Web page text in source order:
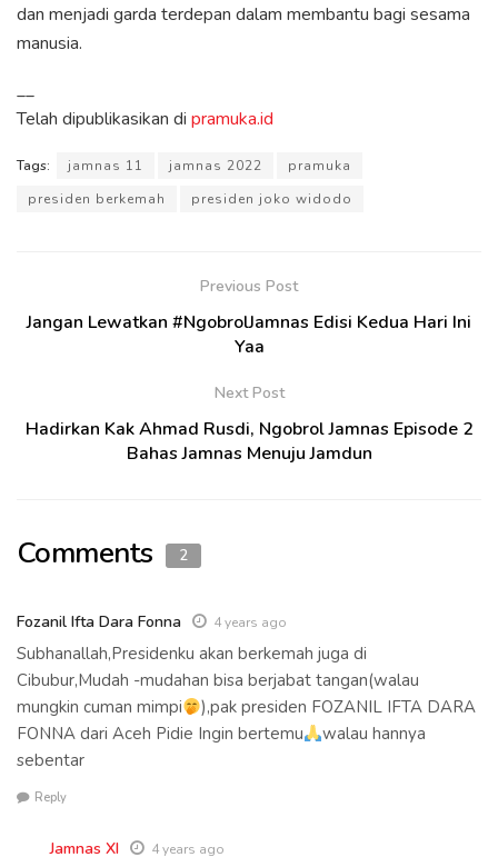
dan menjadi garda terdepan dalam membantu bagi sesama
manusia.
__
Telah dipublikasikan di pramuka.id
Tags: jamnas 11 jamnas 2022
pramuka
presiden berkemah
presiden joko widodo
Previous Post
Jangan Lewatkan #NgobrolJamnas Edisi Kedua Hari Ini
Yaa
Next Post
Hadirkan Kak Ahmad Rusdi, Ngobrol Jamnas Episode 2
Bahas Jamnas Menuju Jamdun
Comments 2
Fozanil Ifta Dara Fonna 4 years ago
Subhanallah,Presidenku akan berkemah juga di
Cibubur,Mudah -mudahan bisa berjabat tangan(walau
mungkin cuman mimpi
),pak presiden FOZANIL IFTA DARA
FONNA dari Aceh Pidie Ingin bertemu
walau hannya
sebentar
Reply
Jamnas XI 4 years ago